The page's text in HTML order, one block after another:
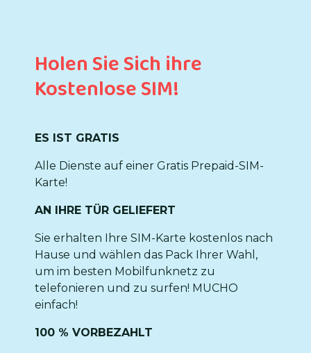
Holen Sie Sich ihre
Kostenlose SIM!
ES IST GRATIS
Alle Dienste auf einer Gratis Prepaid-SIM-
Karte!
AN IHRE TÜR GELIEFERT
Sie erhalten Ihre SIM-Karte kostenlos nach
Hause und wählen das Pack Ihrer Wahl,
um im besten Mobilfunknetz zu
telefonieren und zu surfen! MUCHO
einfach!
100 % VORBEZAHLT